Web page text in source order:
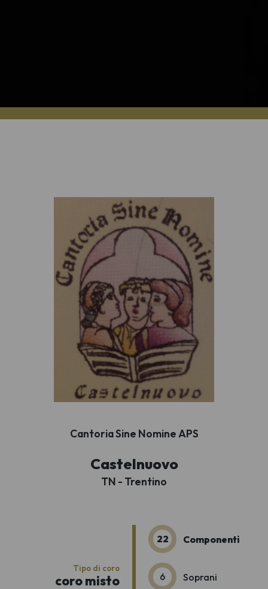
Cantoria Sine Nomine APS
Castelnuovo
TN - Trentino
Tipo di coro
coro misto
22 Componenti
6 Soprani